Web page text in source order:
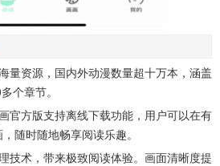
量资源，国内外动漫数量超十万本，涵盖
个章节。
官方版支持离线下载功能，用户可以在有
随时随地畅享阅读乐趣。
技术，带来极致阅读体验。画面清晰度提